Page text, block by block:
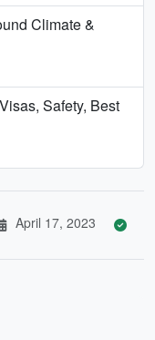
Climate &
Safety, Best
April 17, 2023